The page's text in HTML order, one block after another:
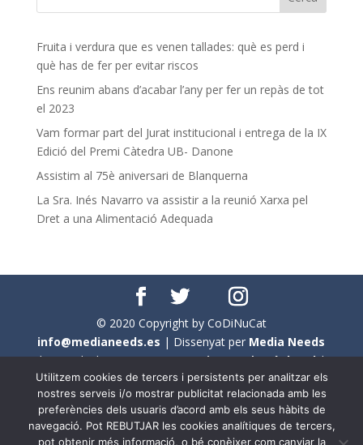
Fruita i verdura que es venen tallades: què es perd i
què has de fer per evitar riscos
Ens reunim abans d’acabar l’any per fer un repàs de tot
el 2023
Vam formar part del Jurat institucional i entrega de la IX
Edició del Premi Càtedra UB- Danone
Assistim al 75è aniversari de Blanquerna
La Sra. Inés Navarro va assistir a la reunió Xarxa pel
Dret a una Alimentació Adequada
© 2020 Copyright by CoDiNuCat
info@medianeeds.es | Dissenyat per Media Needs
| Tots els drets reservats aCoDiNuCat |Avís legal|
Avís per cookies
En aquest web s'ha tingut en compte l'ús no sexista del
llenguatge. No obstant això, i a causa de la seva
Utilitzem cookies de tercers i persistents per analitzar els
nostres serveis i/o mostrar publicitat relacionada amb les
preferències dels usuaris d’acord amb els seus hàbits de
navegació. Pot REBUTJAR les cookies analítiques de tercers,
pot obtenir més informació, o bé conèixer com canviar la